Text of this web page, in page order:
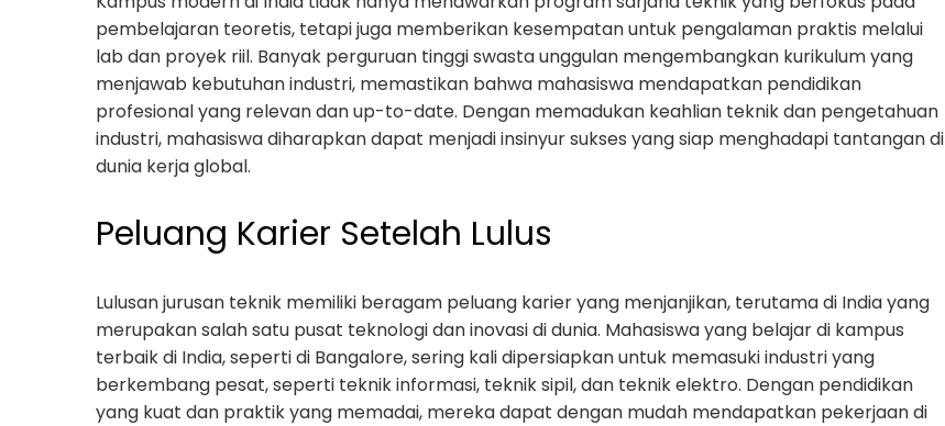
pembelajaran teoretis, tetapi juga memberikan kesempatan untuk pengalaman praktis melalui
lab dan proyek riil. Banyak perguruan tinggi swasta unggulan mengembangkan kurikulum yang
menjawab kebutuhan industri, memastikan bahwa mahasiswa mendapatkan pendidikan
profesional yang relevan dan up-to-date. Dengan memadukan keahlian teknik dan pengetahuan
industri, mahasiswa diharapkan dapat menjadi insinyur sukses yang siap menghadapi tantangan di
dunia kerja global.
Peluang Karier Setelah Lulus
Lulusan jurusan teknik memiliki beragam peluang karier yang menjanjikan, terutama di India yang
merupakan salah satu pusat teknologi dan inovasi di dunia. Mahasiswa yang belajar di kampus
terbaik di India, seperti di Bangalore, sering kali dipersiapkan untuk memasuki industri yang
berkembang pesat, seperti teknik informasi, teknik sipil, dan teknik elektro. Dengan pendidikan
yang kuat dan praktik yang memadai, mereka dapat dengan mudah mendapatkan pekerjaan di